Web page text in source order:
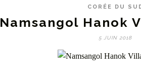
CORÉE DU
Namsangol Hanok
5 JUIN 2018